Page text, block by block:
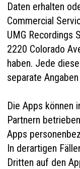
Daten erhalten
Commercial
UMG Recordings
2220 Colorado
haben. Jede
separate
Die Apps können
Partnern
Apps
In derartigen
Dritten auf den